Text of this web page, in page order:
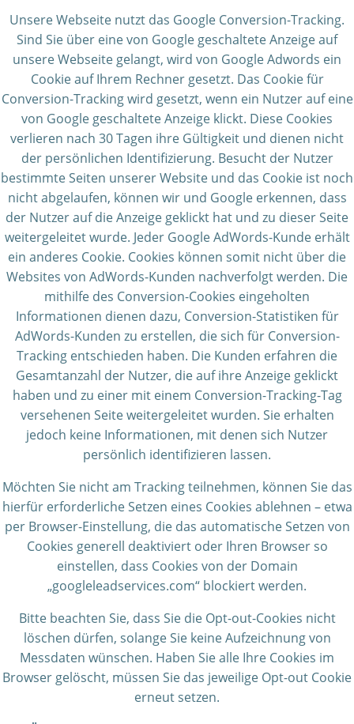
Unsere Webseite nutzt das Google Conversion-Tracking.
Sind Sie über eine von Google geschaltete Anzeige auf
unsere Webseite gelangt, wird von Google Adwords ein
Cookie auf Ihrem Rechner gesetzt. Das Cookie für
Conversion-Tracking wird gesetzt, wenn ein Nutzer auf eine
von Google geschaltete Anzeige klickt. Diese Cookies
verlieren nach 30 Tagen ihre Gültigkeit und dienen nicht
der persönlichen Identifizierung. Besucht der Nutzer
bestimmte Seiten unserer Website und das Cookie ist noch
nicht abgelaufen, können wir und Google erkennen, dass
der Nutzer auf die Anzeige geklickt hat und zu dieser Seite
weitergeleitet wurde. Jeder Google AdWords-Kunde erhält
ein anderes Cookie. Cookies können somit nicht über die
Websites von AdWords-Kunden nachverfolgt werden. Die
mithilfe des Conversion-Cookies eingeholten
Informationen dienen dazu, Conversion-Statistiken für
AdWords-Kunden zu erstellen, die sich für Conversion-
Tracking entschieden haben. Die Kunden erfahren die
Gesamtanzahl der Nutzer, die auf ihre Anzeige geklickt
haben und zu einer mit einem Conversion-Tracking-Tag
versehenen Seite weitergeleitet wurden. Sie erhalten
jedoch keine Informationen, mit denen sich Nutzer
persönlich identifizieren lassen.
Möchten Sie nicht am Tracking teilnehmen, können Sie das
hierfür erforderliche Setzen eines Cookies ablehnen – etwa
per Browser-Einstellung, die das automatische Setzen von
Cookies generell deaktiviert oder Ihren Browser so
einstellen, dass Cookies von der Domain
„googleleadservices.com“ blockiert werden.
Bitte beachten Sie, dass Sie die Opt-out-Cookies nicht
löschen dürfen, solange Sie keine Aufzeichnung von
Messdaten wünschen. Haben Sie alle Ihre Cookies im
Browser gelöscht, müssen Sie das jeweilige Opt-out Cookie
erneut setzen.